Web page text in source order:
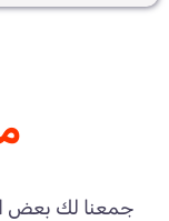
جمعنا لك بعض